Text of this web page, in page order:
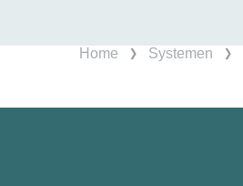
Home Systemen